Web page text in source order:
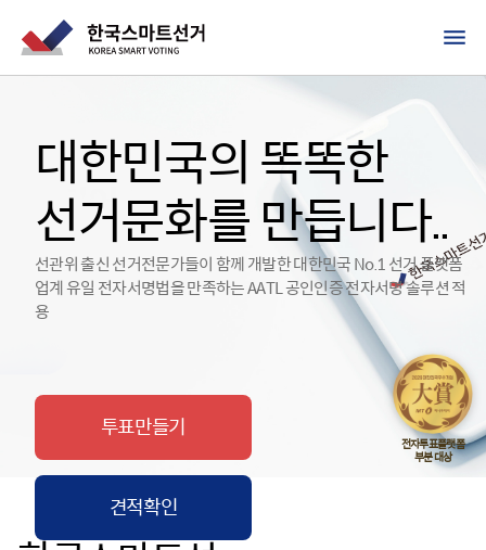
대한민국의 똑똑한
선거문화를 만듭니다..
선관위 출신 선거전문가들이 함께 개발한 대한민국 No.1 선거 플랫폼
업계 유일 전자서명법을 만족하는 AATL 공인인증 전자서명 솔루션 적
용
투표만들기
견적확인
전자투표플랫폼
부분 대상